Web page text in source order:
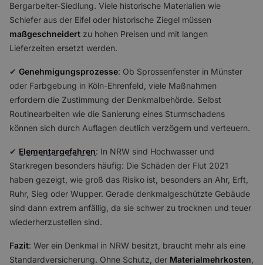
Bergarbeiter-Siedlung. Viele historische Materialien wie
Schiefer aus der Eifel oder historische Ziegel müssen
maßgeschneidert zu hohen Preisen und mit langen
Lieferzeiten ersetzt werden.
✔ Genehmigungsprozesse: Ob Sprossenfenster in Münster
oder Farbgebung in Köln-Ehrenfeld, viele Maßnahmen
erfordern die Zustimmung der Denkmalbehörde. Selbst
Routinearbeiten wie die Sanierung eines Sturmschadens
können sich durch Auflagen deutlich verzögern und verteuern.
✔ Elementargefahren: In NRW sind Hochwasser und
Starkregen besonders häufig: Die Schäden der Flut 2021
haben gezeigt, wie groß das Risiko ist, besonders an Ahr, Erft,
Ruhr, Sieg oder Wupper. Gerade denkmalgeschützte Gebäude
sind dann extrem anfällig, da sie schwer zu trocknen und teuer
wiederherzustellen sind.
Fazit: Wer ein Denkmal in NRW besitzt, braucht mehr als eine
Standardversicherung. Ohne Schutz, der Materialmehrkosten